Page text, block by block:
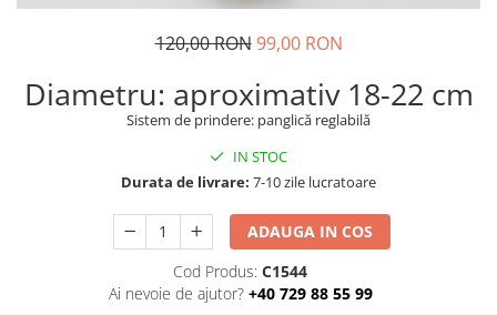
120,00 RON 99,00 RON
Diametru: aproximativ 18-22 cm
Sistem de prindere: panglică reglabilă
IN STOC
Durata de livrare: 7-10 zile lucratoare
ADAUGA IN COS
Cod Produs: C1544
Ai nevoie de ajutor? +40 729 88 55 99